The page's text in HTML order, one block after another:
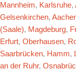
Mannheim, Karlsruhe,
Gelsenkirchen,
(Saale), Magdeburg,
Erfurt, Oberhausen,
Saarbrücken, Hamm,
an der Ruhr,